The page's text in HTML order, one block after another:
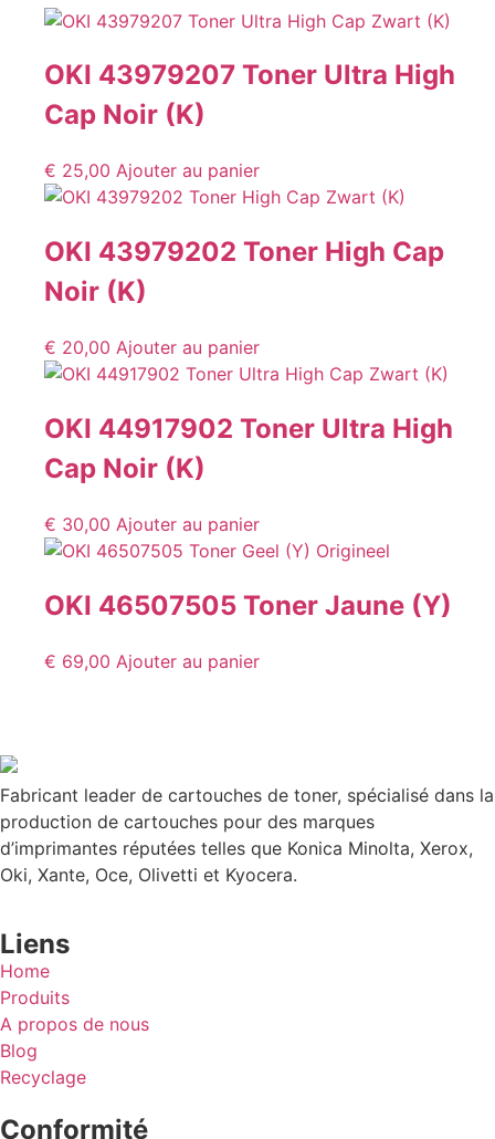
OKI 43979207 Toner Ultra High
Cap Noir (K)
€ 25,00 Ajouter au panier
OKI 43979202 Toner High Cap
Noir (K)
€ 20,00 Ajouter au panier
OKI 44917902 Toner Ultra High
Cap Noir (K)
€ 30,00 Ajouter au panier
OKI 46507505 Toner Jaune (Y)
€ 69,00 Ajouter au panier
Fabricant leader de cartouches de toner, spécialisé dans la
production de cartouches pour des marques
d’imprimantes réputées telles que Konica Minolta, Xerox,
Oki, Xante, Oce, Olivetti et Kyocera.
Liens
Home
Produits
A propos de nous
Blog
Recyclage
Conformité